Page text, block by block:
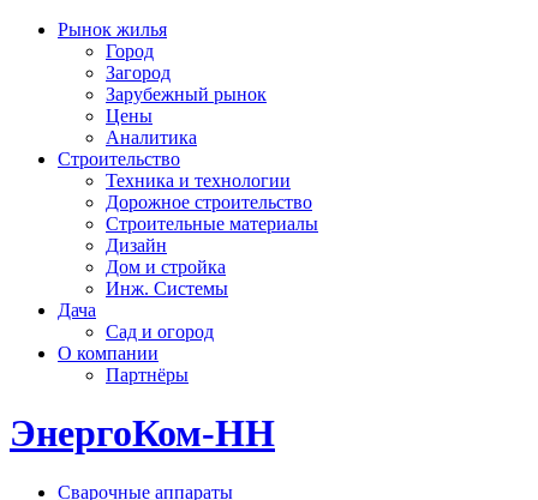
Рынок жилья
Город
Загород
Зарубежный рынок
Цены
Аналитика
Строительство
Техника и технологии
Дорожное строительство
Строительные материалы
Дизайн
Дом и стройка
Инж. Системы
Дача
Сад и огород
О компании
Партнёры
ЭнергоКом-НН
Сварочные аппараты